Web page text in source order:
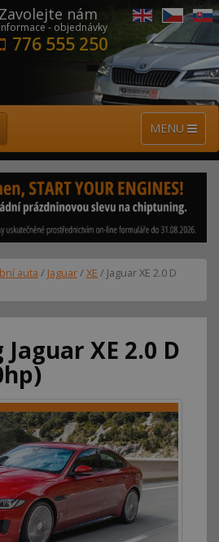
Zavolejte nám
informace - objednávky
776 555 250
MENU
auta / Jaguar/XE / Jaguar XE 2.0 D
XE 2.0 D